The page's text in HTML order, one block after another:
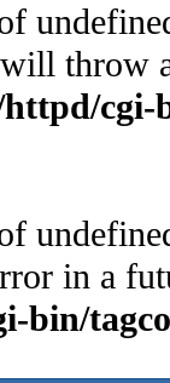
throw
cgi-
in a
bin/